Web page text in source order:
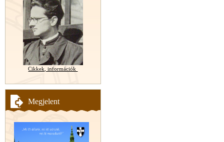
Cikkek, információk
Megjelent